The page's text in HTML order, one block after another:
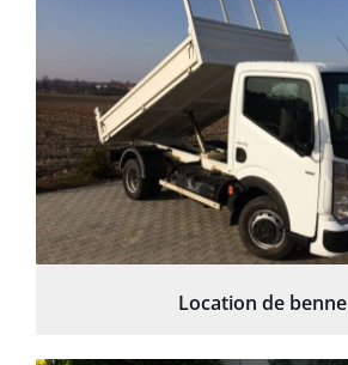
Location de benne